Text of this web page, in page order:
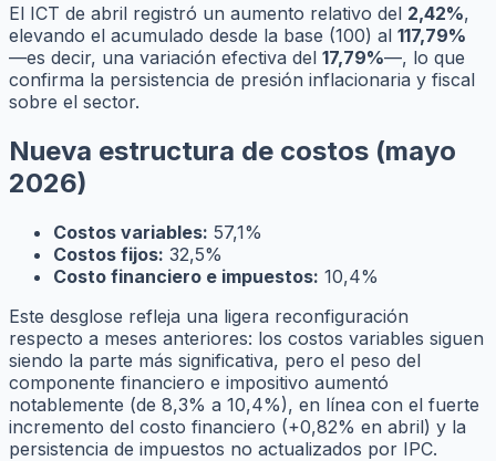
El ICT de abril registró un aumento relativo del 2,42%,
elevando el acumulado desde la base (100) al 117,79%
—es decir, una variación efectiva del 17,79%—, lo que
confirma la persistencia de presión inflacionaria y fiscal
sobre el sector.
Nueva estructura de costos (mayo
2026)
Costos variables: 57,1%
Costos fijos: 32,5%
Costo financiero e impuestos: 10,4%
Este desglose refleja una ligera reconfiguración
respecto a meses anteriores: los costos variables siguen
siendo la parte más significativa, pero el peso del
componente financiero e impositivo aumentó
notablemente (de 8,3% a 10,4%), en línea con el fuerte
incremento del costo financiero (+0,82% en abril) y la
persistencia de impuestos no actualizados por IPC.